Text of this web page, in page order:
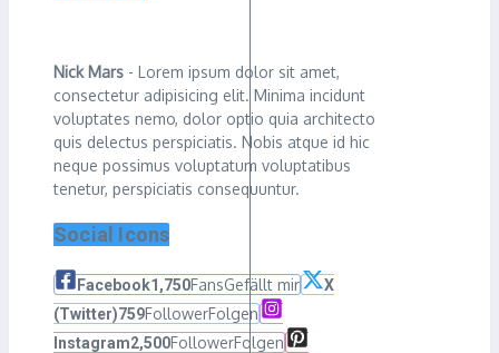
Nick Mars - Lorem ipsum dolor sit amet,
consectetur adipisicing elit. Minima incidunt
voluptates nemo, dolor optio quia architecto
quis delectus perspiciatis. Nobis atque id hic
neque possimus voluptatum voluptatibus
tenetur, perspiciatis consequuntur.
Social Icons
Facebook1,750FansGefällt mir
X
(Twitter)759FollowerFolgen
Instagram2,500FollowerFolgen